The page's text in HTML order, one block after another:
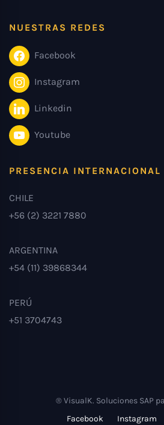
NUESTRAS REDES
Facebook
Instagram
Linkedin
Youtube
PRESENCIA INTERNACIONAL
CHILE
+56 (2) 3221 7880
ARGENTINA
+54 (11) 39868344
PERÚ
+51 3704743
® VisualK. Soluciones SAP
Facebook
Instagram